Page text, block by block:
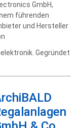
GmbH,
führenden
und Hersteller
Gegründet